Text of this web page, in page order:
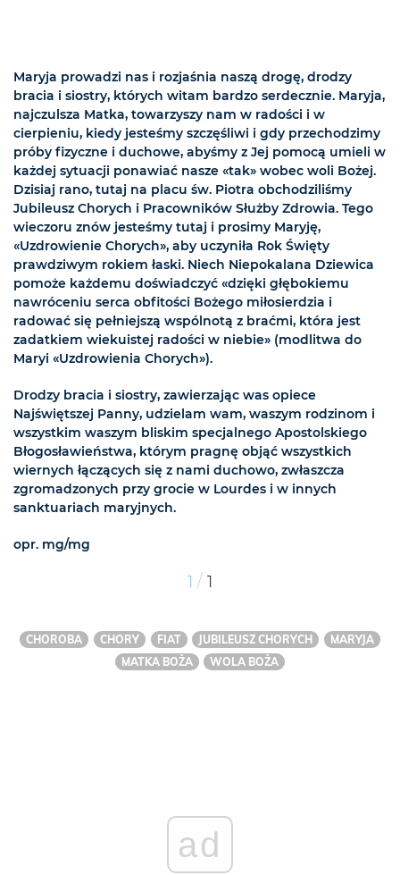
Maryja prowadzi nas i rozjaśnia naszą drogę, drodzy
bracia i siostry, których witam bardzo serdecznie. Maryja,
najczulsza Matka, towarzyszy nam w radości i w
cierpieniu, kiedy jesteśmy szczęśliwi i gdy przechodzimy
próby fizyczne i duchowe, abyśmy z Jej pomocą umieli w
każdej sytuacji ponawiać nasze «tak» wobec woli Bożej.
Dzisiaj rano, tutaj na placu św. Piotra obchodziliśmy
Jubileusz Chorych i Pracowników Służby Zdrowia. Tego
wieczoru znów jesteśmy tutaj i prosimy Maryję,
«Uzdrowienie Chorych», aby uczyniła Rok Święty
prawdziwym rokiem łaski. Niech Niepokalana Dziewica
pomoże każdemu doświadczyć «dzięki głębokiemu
nawróceniu serca obfitości Bożego miłosierdzia i
radować się pełniejszą wspólnotą z braćmi, która jest
zadatkiem wiekuistej radości w niebie» (modlitwa do
Maryi «Uzdrowienia Chorych»).
Drodzy bracia i siostry, zawierzając was opiece
Najświętszej Panny, udzielam wam, waszym rodzinom i
wszystkim waszym bliskim specjalnego Apostolskiego
Błogosławieństwa, którym pragnę objąć wszystkich
wiernych łączących się z nami duchowo, zwłaszcza
zgromadzonych przy grocie w Lourdes i w innych
sanktuariach maryjnych.
opr. mg/mg
1 / 1
CHOROBA CHORY FIAT JUBILEUSZ CHORYCH
MARYJA
MATKA BOŻA
WOLA BOŻA
ad